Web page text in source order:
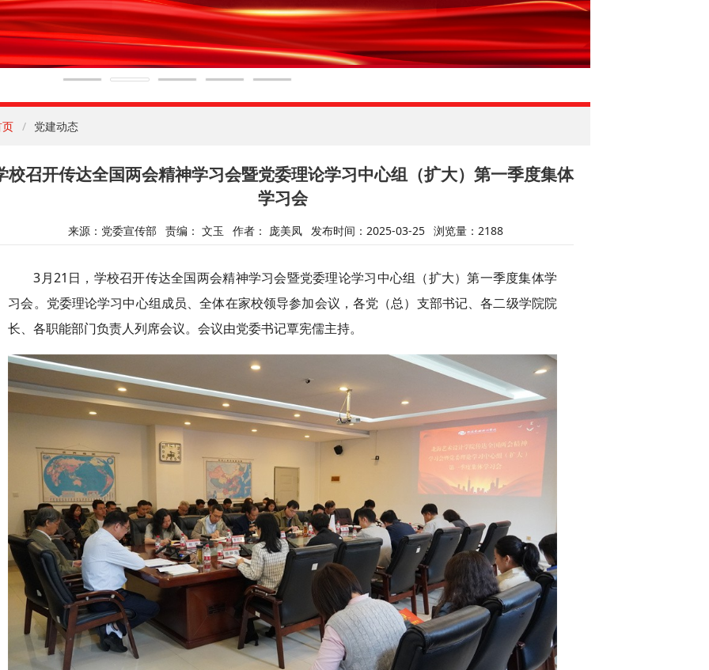
党建动态
校召开传达全国两会精神学习会暨党委理论学习中心组（扩大）第一季度集体
学习会
来源：党委宣传部 责编： 文玉 作者： 庞美凤 发布时间：2025-03-25 浏览量： 2188
3月21日，学校召开传达全国两会精神学习会暨党委理论学习中心组（扩大）第一季度集体学
习会。党委理论学习中心组成员、全体在家校领导参加会议，各党（总）支部书记、各二级学院院
长、各职能部门负责人列席会议。会议由党委书记覃宪儒主持。